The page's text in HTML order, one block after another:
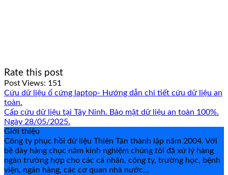
Rate this post
Post Views: 151
Cứu dữ liệu ổ cứng laptop- Hướng dẫn chi tiết cứu dữ liệu an
toàn.
Cấp cứu dữ liệu tại Tây Ninh. Bảo mật dữ liệu an toàn 100%.
Ngày 28/05/2025.
Giới thiệu
Công ty phục hồi dữ liệu Thiên Tân thành lập năm 2004. Với
bề dày hàng chục năm kinh nghiệm chúng tôi đã xử lý hàng
ngàn trường hợp cho các cá nhân, công ty, trường học, bệnh
viện, ngân hàng, các cơ quan nhà nước…